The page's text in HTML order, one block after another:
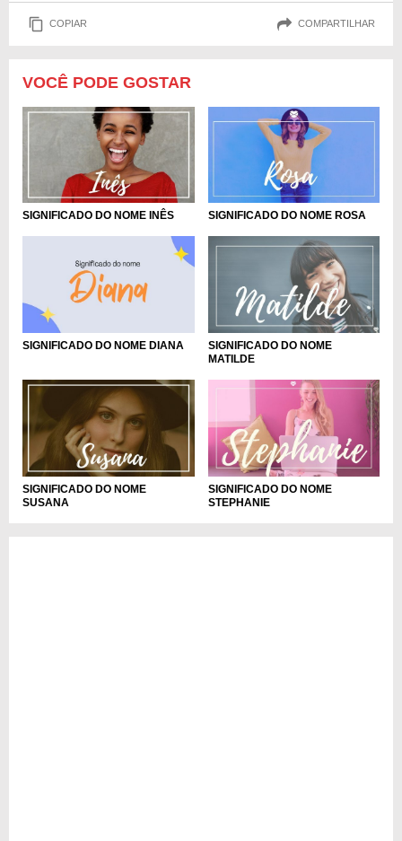
COPIAR COMPARTILHAR
VOCÊ PODE GOSTAR
SIGNIFICADO DO NOME INÊS SIGNIFICADO DO NOME ROSA
SIGNIFICADO DO NOME DIANA
SIGNIFICADO DO NOME
MATILDE
SIGNIFICADO DO NOME
SUSANA
SIGNIFICADO DO NOME
STEPHANIE